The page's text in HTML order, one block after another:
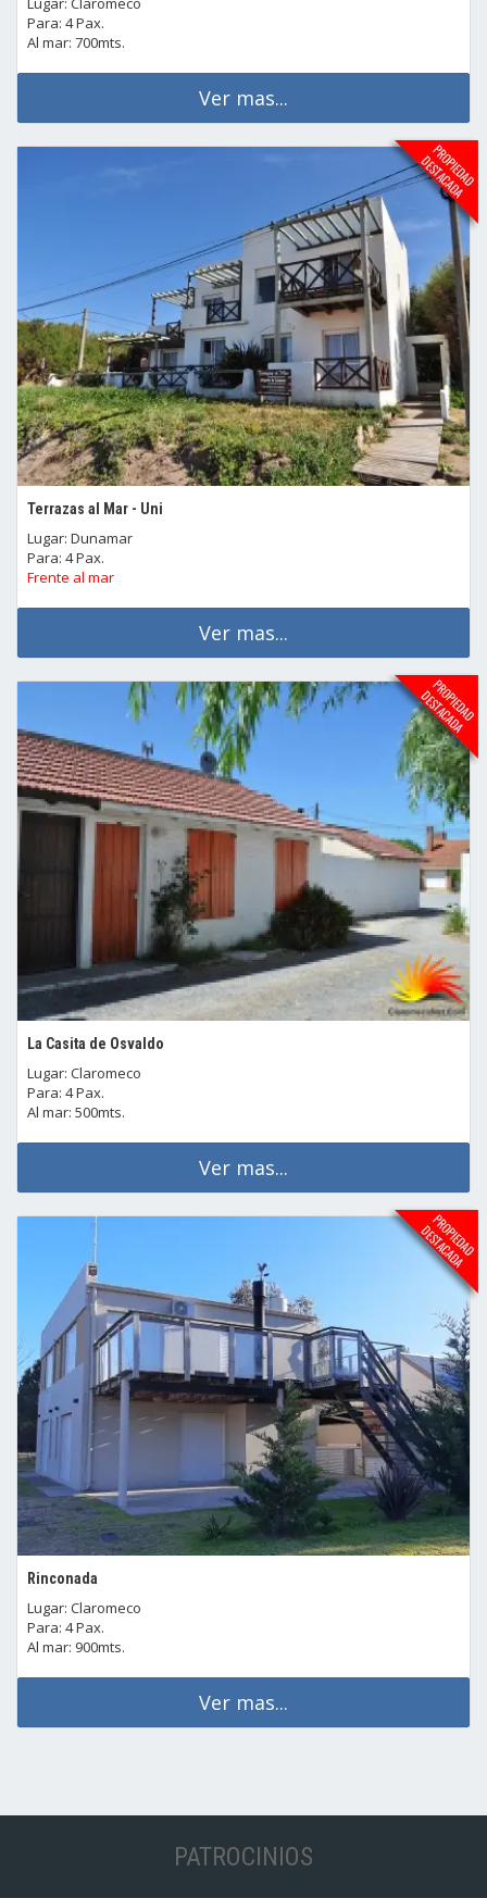
Para: 4 Pax.
Al mar: 700mts.
Ver mas...
Terrazas al Mar - Uni
Lugar: Dunamar
Para: 4 Pax.
Frente al mar
Ver mas...
La Casita de Osvaldo
Lugar: Claromeco
Para: 4 Pax.
Al mar: 500mts.
Ver mas...
Rinconada
Lugar: Claromeco
Para: 4 Pax.
Al mar: 900mts.
Ver mas...
PATROCINIOS